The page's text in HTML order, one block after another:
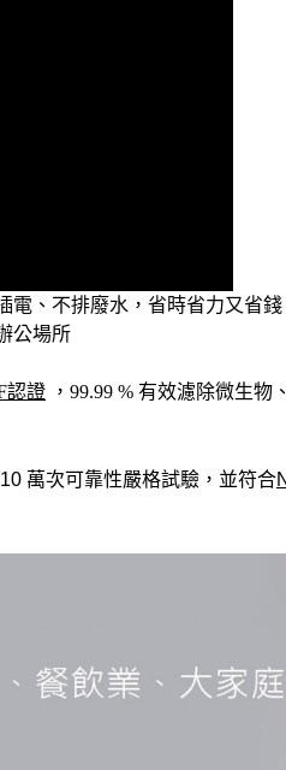
電、不排廢水，省時省力又省錢
公場所
認證 ，99.99 % 有效濾除微生
萬次可靠性嚴格試驗，並符合